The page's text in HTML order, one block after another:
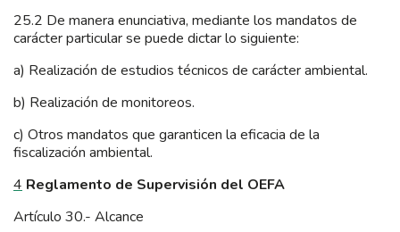
25.2 De manera enunciativa, mediante los mandatos de
carácter particular se puede dictar lo siguiente:
a) Realización de estudios técnicos de carácter ambiental.
b) Realización de monitoreos.
c) Otros mandatos que garanticen la eficacia de la
fiscalización ambiental.
4 Reglamento de Supervisión del OEFA
Artículo 30.- Alcance